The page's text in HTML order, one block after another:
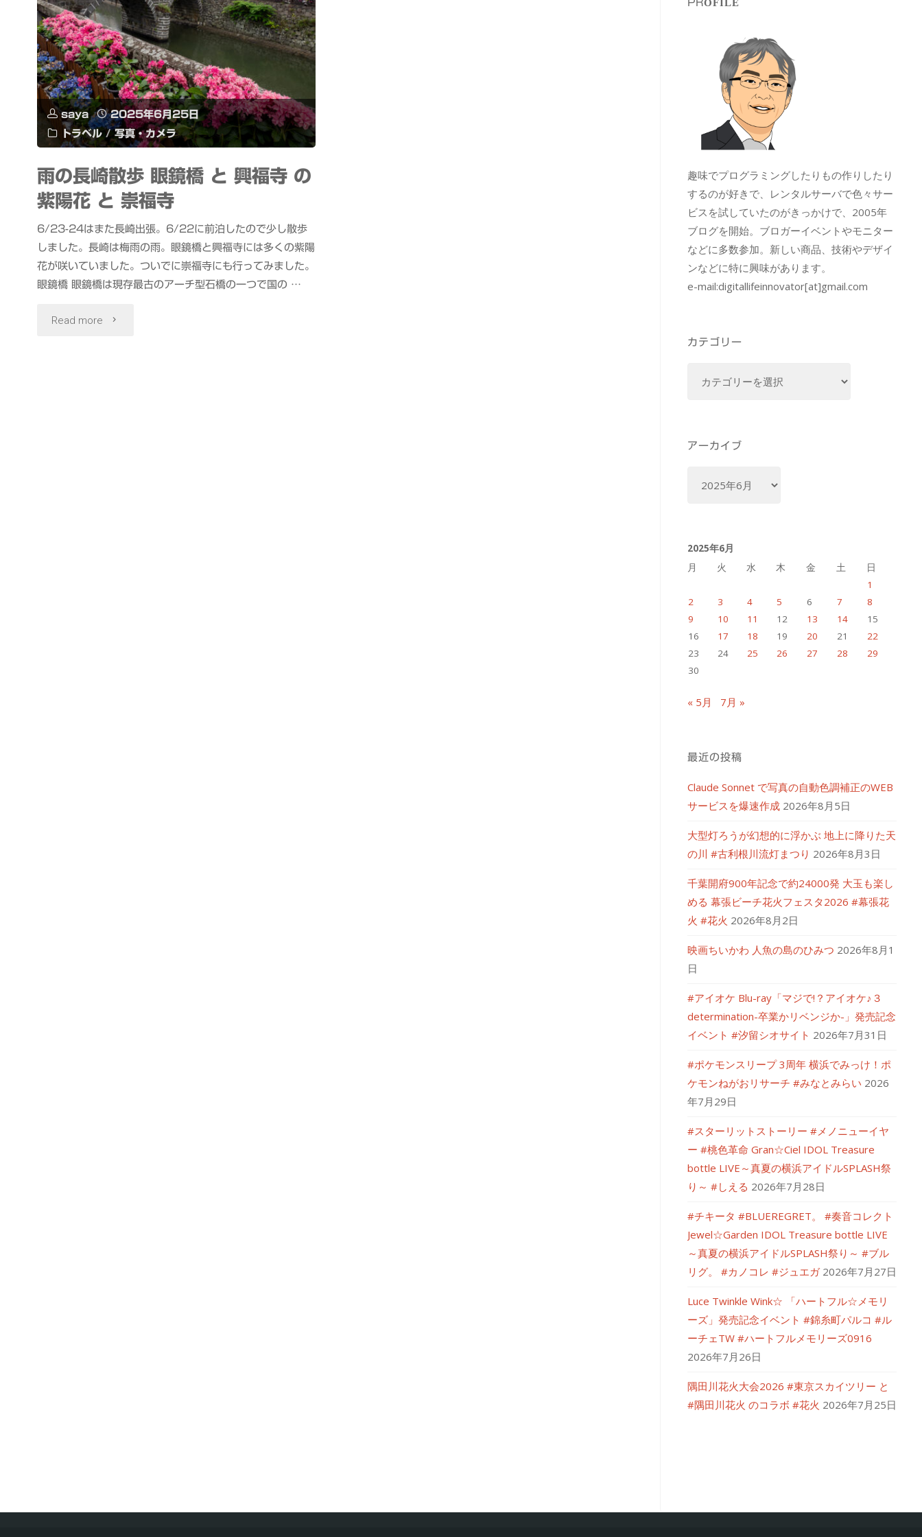
saya
2025年6月25日
トラベル / 写真・カメラ
雨の長崎散歩 眼鏡橋 と 興福寺 の
紫陽花 と 崇福寺
6/23-24はまた長崎出張。6/22に前泊したので少し散歩
しました。長崎は梅雨の雨。眼鏡橋と興福寺には多くの紫陽
花が咲いていました。ついでに崇福寺にも行ってみました。
眼鏡橋 眼鏡橋は現存最古のアーチ型石橋の一つで国の …
Read more "雨
PROFILE
趣味でプログラミングしたりもの作りしたり
するのが好きで、レンタルサーバで色々サー
ビスを試していたのがきっかけで、2005年
ブログを開始。ブロガーイベントやモニター
などに多数参加。新しい商品、技術やデザイ
ンなどに特に興味があります。
e-mail:digitallifeinnovator[at]gmail.com
カテゴリー
ー
アーカイブ
ブ
2025年6月
月
火 水 木 金 土
日
1
2
3 4 5 6 7
8
9
10 11 12 13 14
15
16
17 18 19 20 21
22
23
24 25 26 27 28
29
30
« 5月 7月 »
最近の投稿
Claude Sonnet で写真の自動色調補正のWEB
サービスを爆速作成 2026年8月5日
大型灯ろうが幻想的に浮かぶ 地上に降りた天
の川 #古利根川流灯まつり 2026年8月3日
千葉開府900年記念で約24000発 大玉も楽し
める 幕張ビーチ花火フェスタ2026 #幕張花
火 #花火 2026年8月2日
映画ちいかわ 人魚の島のひみつ 2026年8月1
日
#アイオケ Blu-ray「マジで!？アイオケ♪３
determination-卒業かリベンジか-」発売記念
イベント #汐留シオサイト 2026年7月31日
#ポケモンスリープ 3周年 横浜でみっけ！ポ
ケモンねがおリサーチ #みなとみらい 2026
年7月29日
#スターリットストーリー #メノニューイヤ
ー #桃色革命 Gran☆Ciel IDOL Treasure
bottle LIVE～真夏の横浜アイドルSPLASH祭
り～ #しえる 2026年7月28日
#チキータ #BLUEREGRET。 #奏音コレクト
Jewel☆Garden IDOL Treasure bottle LIVE
～真夏の横浜アイドルSPLASH祭り～ #ブル
リグ。 #カノコレ #ジュエガ 2026年7月27日
Luce Twinkle Wink☆ 「ハートフル☆メモリ
ーズ」発売記念イベント #錦糸町パルコ #ル
ーチェTW #ハートフルメモリーズ0916
2026年7月26日
隅田川花火大会2026 #東京スカイツリー と
#隅田川花火 のコラボ #花火 2026年7月25日